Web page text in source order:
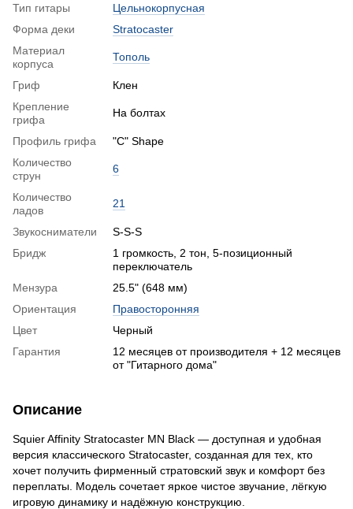
Тип гитары
Цельнокорпусная
Форма деки
Stratocaster
Материал
корпуса
Тополь
Гриф
Клен
Крепление
грифа
На болтах
Профиль грифа
"C" Shape
Количество
струн
6
Количество
ладов
21
Звукосниматели
S-S-S
Бридж
1 громкость, 2 тон, 5-позиционный
переключатель
Мензура
25.5" (648 мм)
Ориентация
Правосторонняя
Цвет
Черный
Гарантия
12 месяцев от производителя + 12 месяцев
от "Гитарного дома"
Описание
Squier Affinity Stratocaster MN Black — доступная и удобная
версия классического Stratocaster, созданная для тех, кто
хочет получить фирменный стратовский звук и комфорт без
переплаты. Модель сочетает яркое чистое звучание, лёгкую
игровую динамику и надёжную конструкцию.